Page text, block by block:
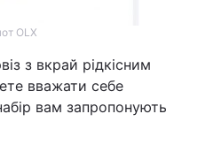
OLX
з вкрай рідкісним
вважати себе
вам запропонують